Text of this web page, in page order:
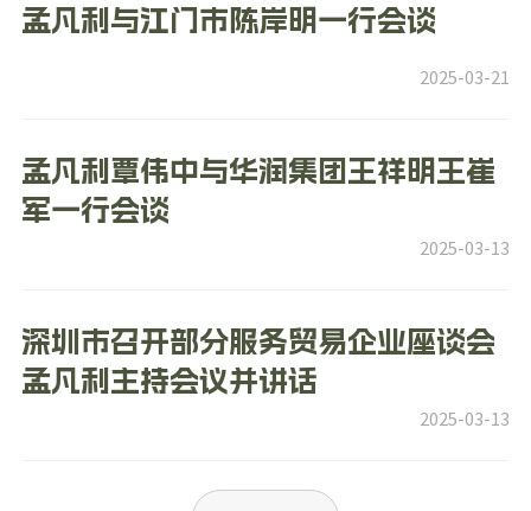
2025-03-21
孟凡利与江门市陈岸明一行会谈
2025-03-13
孟凡利覃伟中与华润集团王祥明王崔
军一行会谈
2025-03-13
深圳市召开部分服务贸易企业座谈会
孟凡利主持会议并讲话